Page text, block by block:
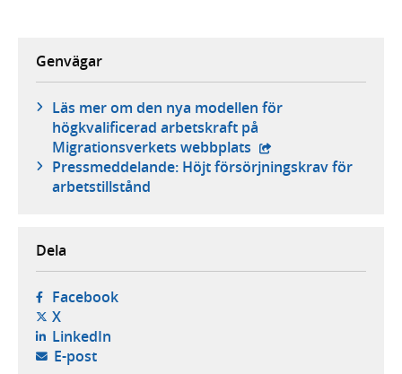
Genvägar
Läs mer om den nya modellen för
högkvalificerad arbetskraft på
Migrationsverkets webbplats - extern webbplats,
Pressmeddelande: Höjt försörjnings­krav för
arbets­tillstånd
Dela
Facebook- öppnas i ny flik, extern webbplats,
X- öppnas i ny flik, extern webbplats,
LinkedIn- öppnas i ny flik, extern webbplats,
E-post- öppnar din e-postklient,